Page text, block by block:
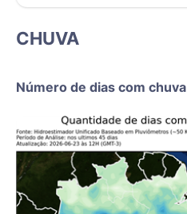
CHUVA
Número de dias com chuva